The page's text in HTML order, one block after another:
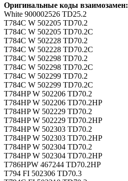
Оригинальные коды взаимозамен:
White 900002526 TD25.2
T784C W 502205 TD70.2
T784C W 502205 TD70.2C
T784C W 502228 TD70.2
T784C W 502228 TD70.2C
T784C W 502298 TD70.2
T784C W 502298 TD70.2C
T784C W 502299 TD70.2
T784C W 502299 TD70.2C
T784HP W 502206 TD70.2
T784HP W 502206 TD70.2HP
T784HP W 502229 TD70.2
T784HP W 502229 TD70.2HP
T784HP W 502303 TD70.2
T784HP W 502303 TD70.2HP
T784HP W 502304 TD70.2
T784HP W 502304 TD70.2HP
T786HPW 467244 TD70.2HP
T794 FI 502306 TD70.3